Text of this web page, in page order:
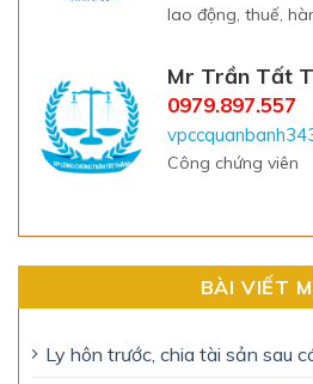
lao động, thuế,
Mr Trần Tất
0979.897.557
Công chứng viên
BÀI VIẾT
Ly hôn trước, chia tài sản sau